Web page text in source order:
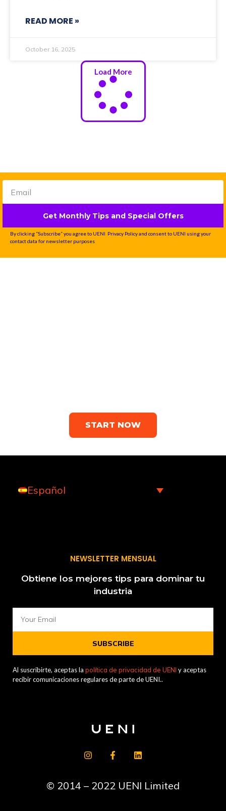
READ MORE »
October 16, 2025
Load More
Get Monthly Tips and Special Offers
By clicking “Subscribe” you agree to UENI Privacy Policy and consent to UENI using your
contact data for newsletter purposes
START NOW
Español
NEWSLETTER MENSUAL
Obtiene los mejores tips para dominar tu
industria
SUBSCRIBE
Al suscribirte, aceptas la política de privacidad de UENI y aceptas
recibir comunicaciones regulares de parte de UENI..
© 2014 – 2022 UENI Limited